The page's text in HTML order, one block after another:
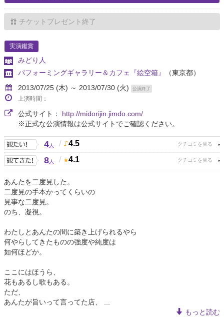
チケットプレゼント終了
実演鑑賞
みどり人
パフォーミングギャラリー＆カフェ『絵空箱』
（東京都）
2013/07/25 (木) ～ 2013/07/30 (火)
公演終了
上演時間：
公式サイト： http://midorijin.jimdo.com/
※正式な公演情報は公式サイトでご確認ください。
4人 / 4.5
8人 / 4.1
あんたを二度見した。
二度見の手本かってくらいの
見事な二度見。
のち、凝視。
わたしとあんたの間に築き上げられるやら
何やらしてきたものの強度や純度は
如何ほどか。
ここにはほうら、
花もあるし歌もある。
ただ、
あんたが旨いって言ってた店、 ...
もっと読む